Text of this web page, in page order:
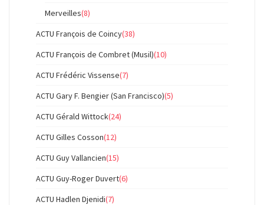
Merveilles(8)
ACTU François de Coincy(38)
ACTU François de Combret (Musil)(10)
ACTU Frédéric Vissense(7)
ACTU Gary F. Bengier (San Francisco)(5)
ACTU Gérald Wittock(24)
ACTU Gilles Cosson(12)
ACTU Guy Vallancien(15)
ACTU Guy-Roger Duvert(6)
ACTU Hadlen Djenidi(7)